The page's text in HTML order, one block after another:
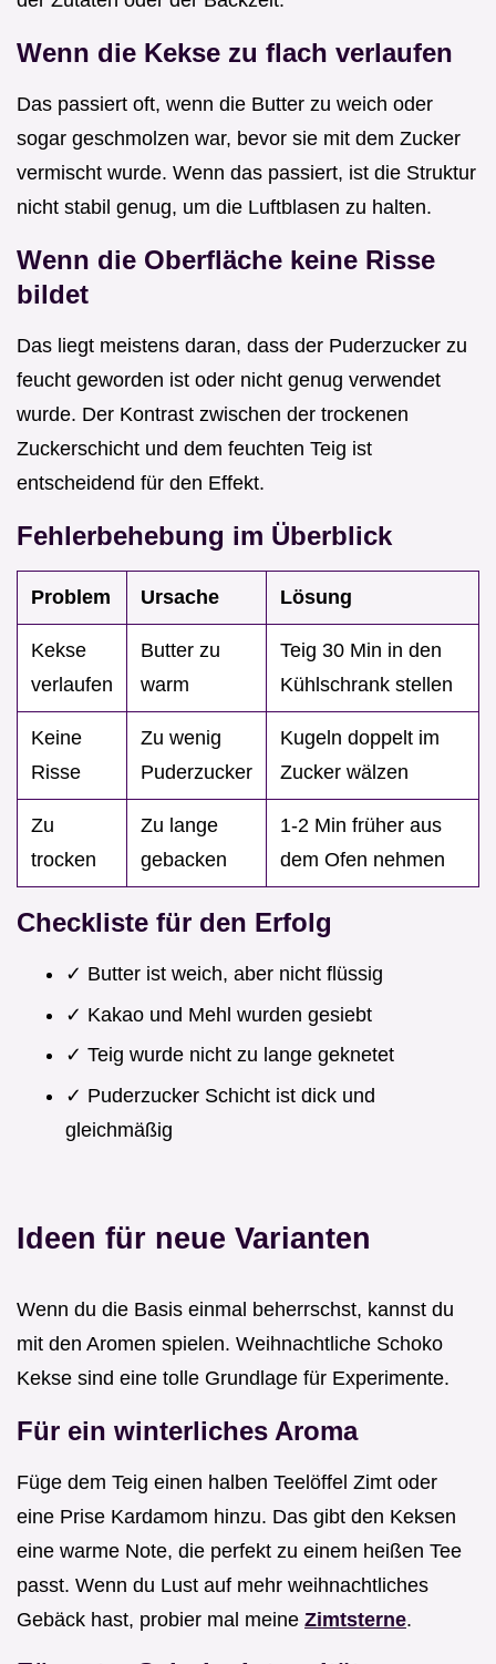
Wenn die Kekse zu flach verlaufen
Das passiert oft, wenn die Butter zu weich oder
sogar geschmolzen war, bevor sie mit dem Zucker
vermischt wurde. Wenn das passiert, ist die Struktur
nicht stabil genug, um die Luftblasen zu halten.
Wenn die Oberfläche keine Risse
bildet
Das liegt meistens daran, dass der Puderzucker zu
feucht geworden ist oder nicht genug verwendet
wurde. Der Kontrast zwischen der trockenen
Zuckerschicht und dem feuchten Teig ist
entscheidend für den Effekt.
Fehlerbehebung im Überblick
Problem Ursache Lösung
Kekse
verlaufen
Butter zu
warm
Teig 30 Min in den
Kühlschrank stellen
Keine
Risse
Zu wenig
Puderzucker
Kugeln doppelt im
Zucker wälzen
Zu
trocken
Zu lange
gebacken
1-2 Min früher aus
dem Ofen nehmen
Checkliste für den Erfolg
✓ Butter ist weich, aber nicht flüssig
✓ Kakao und Mehl wurden gesiebt
✓ Teig wurde nicht zu lange geknetet
✓ Puderzucker Schicht ist dick und
gleichmäßig
Ideen für neue Varianten
Wenn du die Basis einmal beherrschst, kannst du
mit den Aromen spielen. Weihnachtliche Schoko
Kekse sind eine tolle Grundlage für Experimente.
Für ein winterliches Aroma
Füge dem Teig einen halben Teelöffel Zimt oder
eine Prise Kardamom hinzu. Das gibt den Keksen
eine warme Note, die perfekt zu einem heißen Tee
passt. Wenn du Lust auf mehr weihnachtliches
Gebäck hast, probier mal meine Zimtsterne.